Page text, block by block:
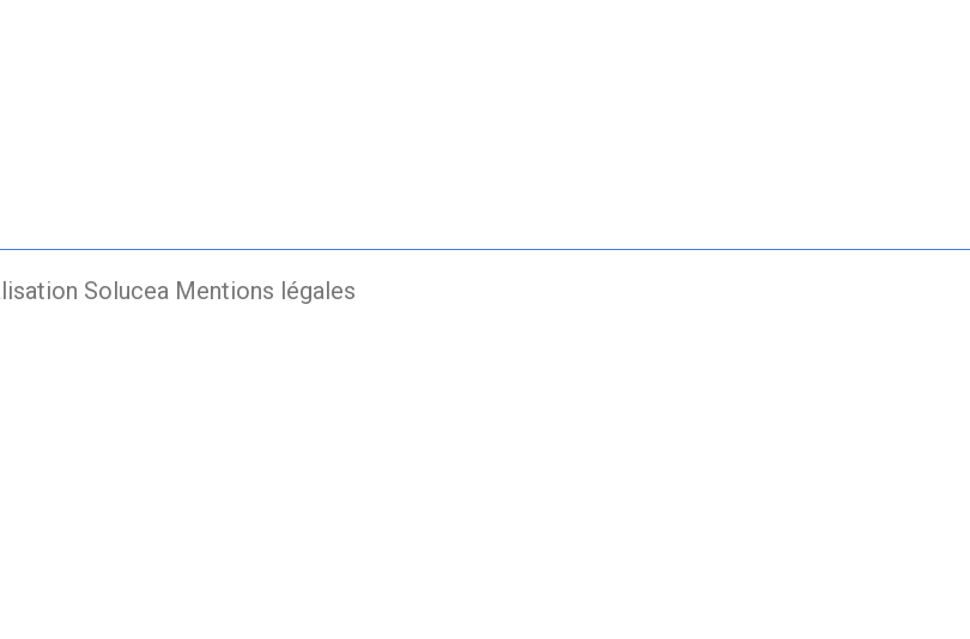
Solucea Mentions légales